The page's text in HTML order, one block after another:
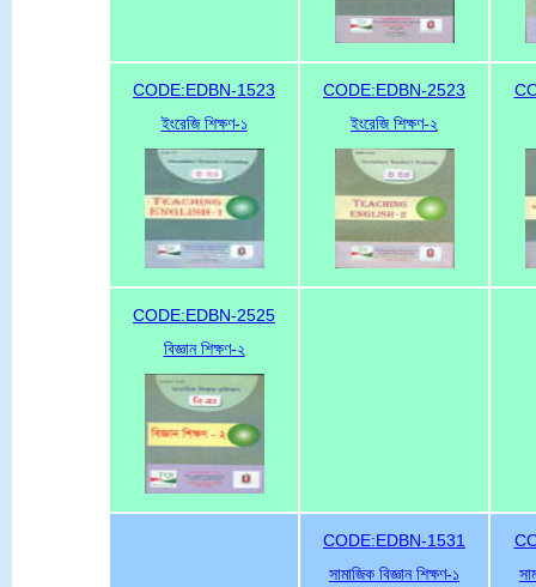
CODE:EDBN-1523
ইংরেজি শিক্ষণ-১
CODE:EDBN-2523
ইংরেজি শিক্ষণ-২
CODE:EDBN-2525
বিজ্ঞান শিক্ষণ-২
CODE:EDBN-1531
সামাজিক বিজ্ঞান শিক্ষণ-১